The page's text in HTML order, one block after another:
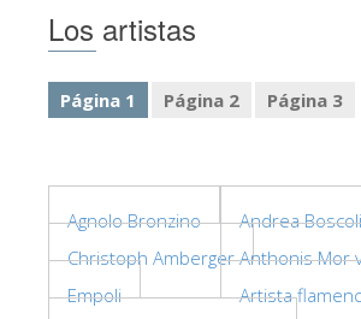
DEUTSCH
ESPAÑOL
Los artistas
Página 1 Página 2 Página 3
Agnolo Bronzino Andrea Boscoli
Christoph Amberger Anthonis Mor
Empoli
Artista